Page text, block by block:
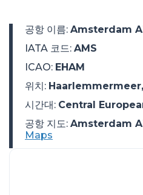
공항 이름: Amsterdam
IATA 코드: AMS
ICAO: EHAM
위치:
시간대: Central
공항 지도: Amsterdam
Maps